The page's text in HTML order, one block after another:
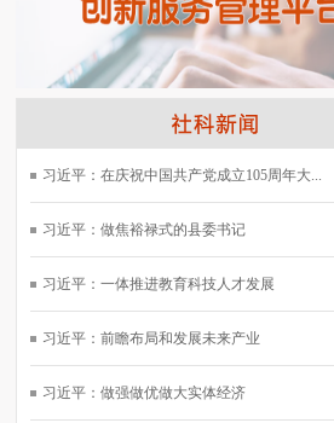
习近平：在庆祝中国共产党成立105周年大...
习近平：做焦裕禄式的县委书记
习近平：一体推进教育科技人才发展
习近平：前瞻布局和发展未来产业
习近平：做强做优做大实体经济